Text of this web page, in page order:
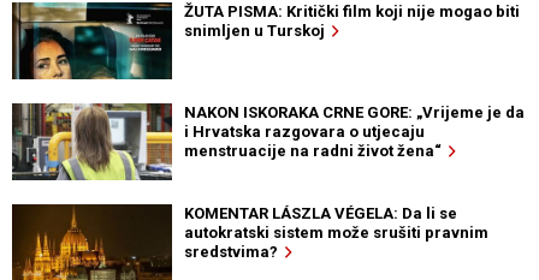
ŽUTA PISMA: Kritički film koji nije mogao biti
snimljen u Turskoj
NAKON ISKORAKA CRNE GORE: „Vrijeme je da
i Hrvatska razgovara o utjecaju
menstruacije na radni život žena“
KOMENTAR LÁSZLA VÉGELA: Da li se
autokratski sistem može srušiti pravnim
sredstvima?